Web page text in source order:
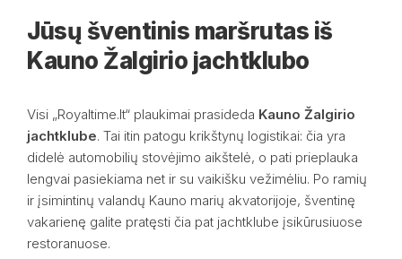
Jūsų šventinis maršrutas iš
Kauno Žalgirio jachtklubo
Visi „Royaltime.lt“ plaukimai prasideda Kauno Žalgirio
jachtklube. Tai itin patogu krikštynų logistikai: čia yra
didelė automobilių stovėjimo aikštelė, o pati prieplauka
lengvai pasiekiama net ir su vaikišku vežimėliu. Po ramių
ir įsimintinų valandų Kauno marių akvatorijoje, šventinę
vakarienę galite pratęsti čia pat jachtklube įsikūrusiuose
restoranuose.